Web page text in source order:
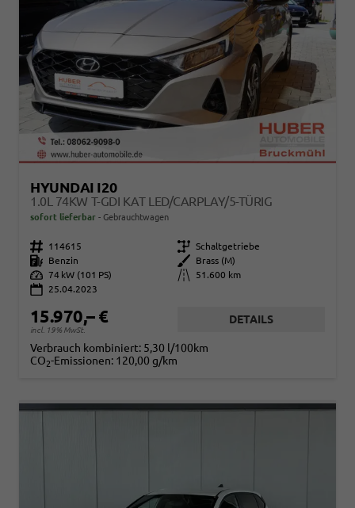
HYUNDAI I20
1.0L 74KW T-GDI KAT LED/CARPLAY/5-TÜRIG
sofort lieferbar Gebrauchtwagen
Fahrzeugnr. 114615 Getriebe Schaltgetriebe
Kraftstoff
Benzin Außenfarbe
Brass (M)
Leistung 74 kW (101 PS) Kilometerstand
51.600 km
25.04.2023
15.970,– €
incl. 19% MwSt.
DETAILS
Verbrauch kombiniert: 5,30 l/100km
CO2-Emissionen: 120,00 g/km